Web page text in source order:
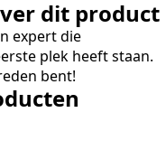
dit product
expert die
plek heeft staan.
bent!